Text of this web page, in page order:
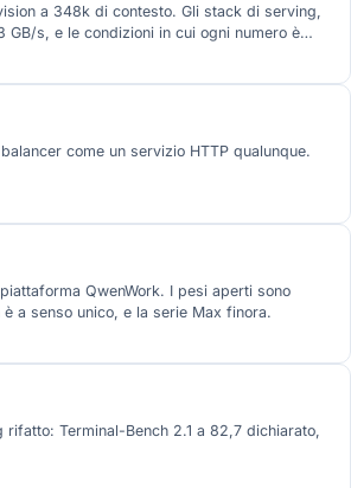
a 348k di contesto. Gli stack di serving,
s, e le condizioni in cui ogni numero è
come un servizio HTTP qualunque.
QwenWork. I pesi aperti sono
a senso unico, e la serie Max finora.
Terminal-Bench 2.1 a 82,7 dichiarato,